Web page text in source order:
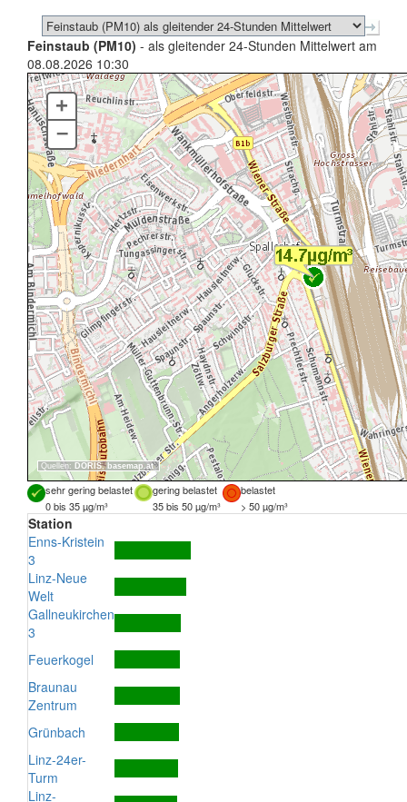
Feinstaub (PM10) - als gleitender 24-Stunden Mittelwert am
08.08.2026 10:30
Quellen: DORIS, basemap.at
+
–
sehr gering belastet gering belastet
belastet
0 bis 35 µg/m³
35 bis 50 µg/m³ > 50 µg/m³
Station
Enns-Kristein
3
Linz-Neue
Welt
Gallneukirchen
3
Feuerkogel
Braunau
Zentrum
Grünbach
Linz-24er-
Turm
Linz-